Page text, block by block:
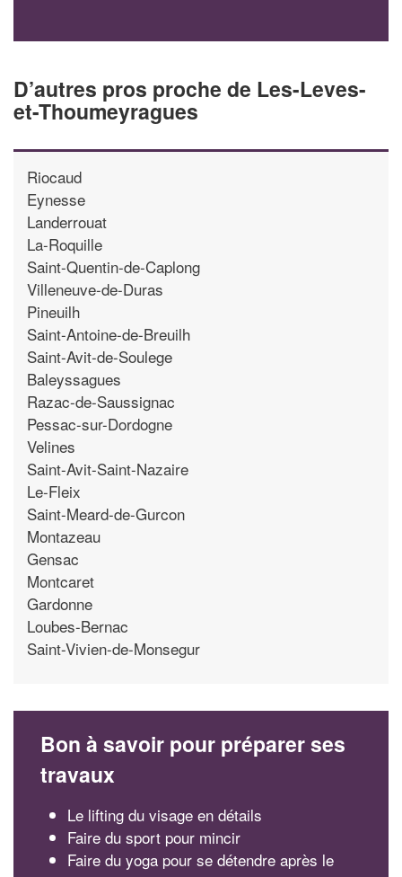
D’autres pros proche de Les-Leves-
et-Thoumeyragues
Riocaud
Eynesse
Landerrouat
La-Roquille
Saint-Quentin-de-Caplong
Villeneuve-de-Duras
Pineuilh
Saint-Antoine-de-Breuilh
Saint-Avit-de-Soulege
Baleyssagues
Razac-de-Saussignac
Pessac-sur-Dordogne
Velines
Saint-Avit-Saint-Nazaire
Le-Fleix
Saint-Meard-de-Gurcon
Montazeau
Gensac
Montcaret
Gardonne
Loubes-Bernac
Saint-Vivien-de-Monsegur
Bon à savoir pour préparer ses
travaux
Le lifting du visage en détails
Faire du sport pour mincir
Faire du yoga pour se détendre après le